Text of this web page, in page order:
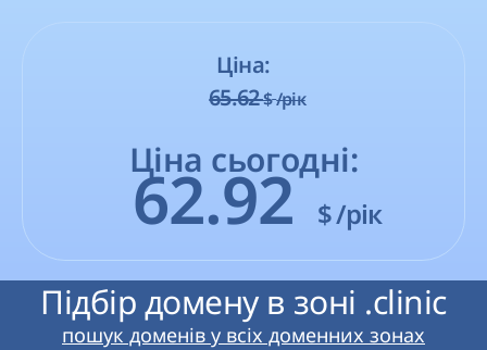
Ціна:
65.62$ /рік
Ціна сьогодні:
62.92 $/рік
Підбір домену в зоні .clinic
пошук доменів у всіх доменних зонах